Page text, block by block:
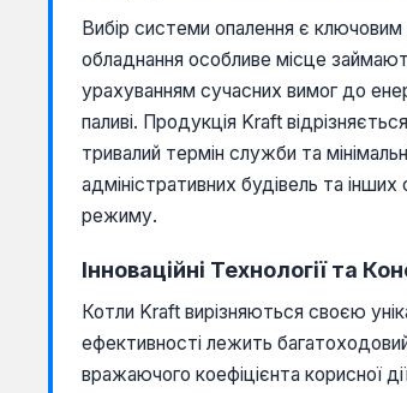
Вибір системи опалення є
обладнання особливе місце
урахуванням сучасних вимог до
паливі. Продукція Kraft
тривалий термін служби та
адміністративних будівель та
режиму.
Інноваційні Технології та
Котли Kraft вирізняються своєю
ефективності лежить
вражаючого коефіцієнта корисної